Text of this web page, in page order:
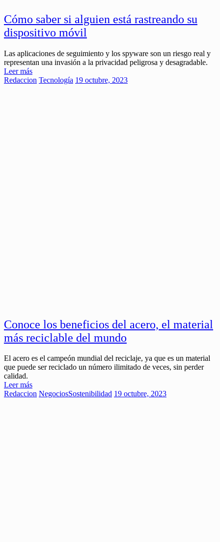
Cómo saber si alguien está rastreando su
dispositivo móvil
Las aplicaciones de seguimiento y los spyware son un riesgo real y
representan una invasión a la privacidad peligrosa y desagradable.
Leer más
Redaccion Tecnología 19 octubre, 2023
Conoce los beneficios del acero, el material
más reciclable del mundo
El acero es el campeón mundial del reciclaje, ya que es un material
que puede ser reciclado un número ilimitado de veces, sin perder
calidad.
Leer más
Redaccion NegociosSostenibilidad 19 octubre, 2023